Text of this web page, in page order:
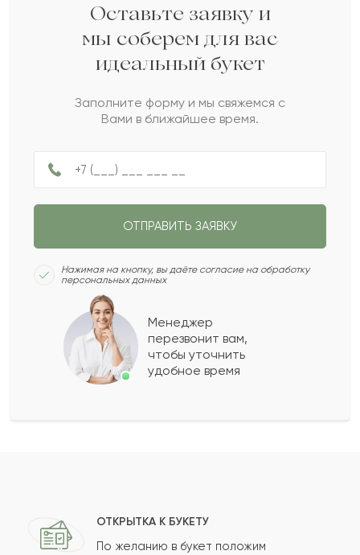
2024-03-18
Мерген
Евлампий
Святогор
Х Хадим
Алка
Показать еще
Ваш e-mail
Оставьте заявку и
мы соберем для вас
идеальный букет
Заполните форму и мы свяжемся с
Вами в ближайшее время.
ОТПРАВИТЬ ЗАЯВКУ
Нажимая на кнопку, вы даёте согласие на обработку
персональных данных
Менеджер
перезвонит вам,
чтобы уточнить
удобное время
ОТКРЫТКА К БУКЕТУ
По желанию в букет положим